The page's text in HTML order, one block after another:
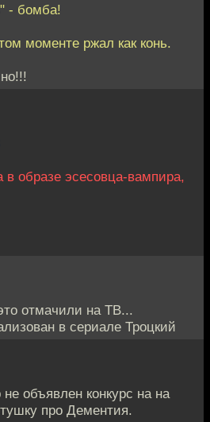
- бомба!
моменте ржал как конь.
в образе эсесовца-вампира,
отмачили на ТВ...
в сериале Троцкий
объявлен конкурс на на
про Дементия.